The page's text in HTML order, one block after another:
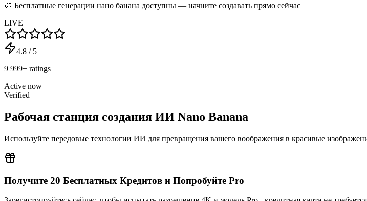
🎨 Бесплатные генерации нано банана доступны — начните создавать прямо сейчас
LIVE
4.8 / 5
9 999+ ratings
Active now
Verified
Рабочая станция создания ИИ Nano Banana
Используйте передовые технологии ИИ для превращения вашего воображения в красивые
Получите 20 Бесплатных Кредитов и Попробуйте Pro